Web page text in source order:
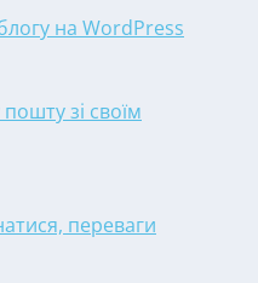
на WordPress
зі своїм
переваги